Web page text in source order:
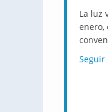
La luz
enero,
Seguir